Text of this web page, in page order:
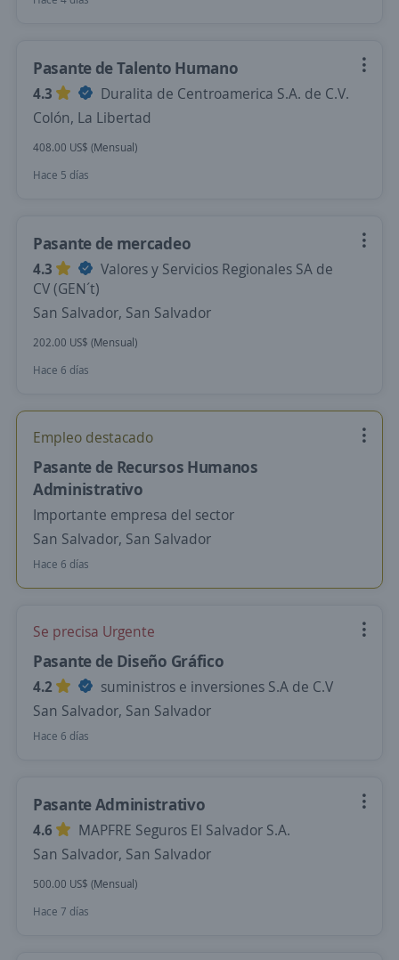
Pasante de Talento Humano
4.3
Duralita de Centroamerica S.A. de C.V.
Colón, La Libertad
408.00 US$ (Mensual)
Hace 5 días
Pasante de mercadeo
4.3
Valores y Servicios Regionales SA de
CV (GEN´t)
San Salvador, San Salvador
202.00 US$ (Mensual)
Hace 6 días
Empleo destacado
Pasante de Recursos Humanos
Administrativo
Importante empresa del sector
San Salvador, San Salvador
Hace 6 días
Se precisa Urgente
Pasante de Diseño Gráfico
4.2
suministros e inversiones S.A de C.V
San Salvador, San Salvador
Hace 6 días
Pasante Administrativo
4.6
MAPFRE Seguros El Salvador S.A.
San Salvador, San Salvador
500.00 US$ (Mensual)
Hace 7 días